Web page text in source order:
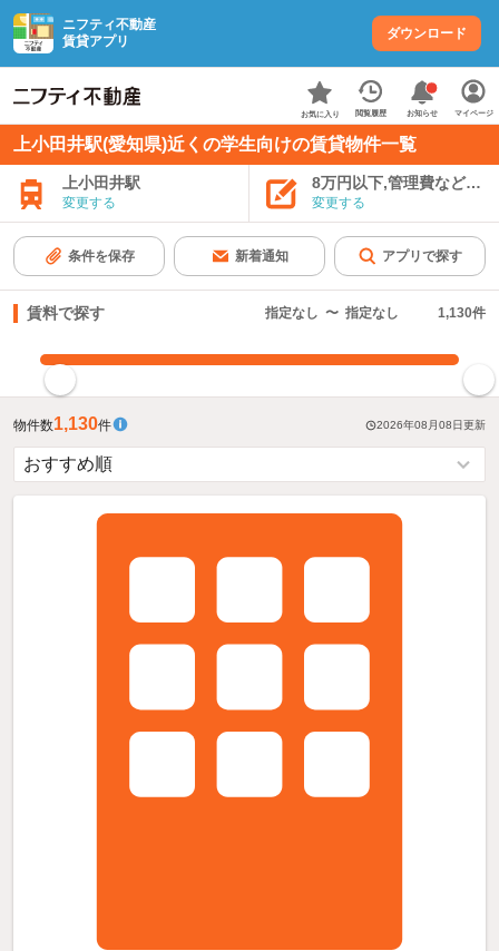
ニフティ不動産
賃貸アプリ
ダウンロード
お気に入り 閲覧履歴 お知らせ マイページ
上小田井駅(愛知県)近くの学生向けの賃貸物件一覧
上小田井駅
変更する
8万円以下,管理費など込み
変更する
条件を保存 新着通知 アプリで探す
賃料で探す 指定なし 〜 指定なし 1,130件
物件数1,130件 2026年08月08日更新